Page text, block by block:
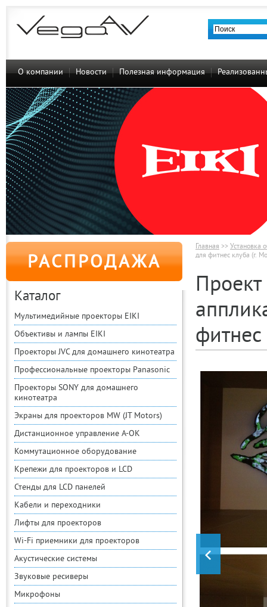
О компании Новости Полезная информация
РАСПРОДАЖА
Каталог
Мультимедийные проекторы EIKI
Объективы и лампы EIKI
Проекторы JVC для домашнего кинотеатра
Профессиональные проекторы Panasonic
Проекторы SONY для домашнего
кинотеатра
Экраны для проекторов MW (JT Motors)
Дистанционное управление A-OK
Коммутационное оборудование
Крепежи для проекторов и LCD
Стенды для LCD панелей
Кабели и переходники
Лифты для проекторов
Wi-Fi приемники для проекторов
Акустические системы
Звуковые ресиверы
Микрофоны
Главная >> Установка
для фитнес клуба (г.
фитнес